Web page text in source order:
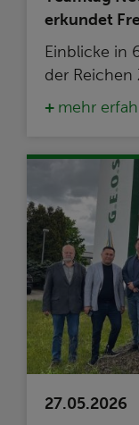
erkundet
Einblicke in
der Reichen
mehr
27.05.2026